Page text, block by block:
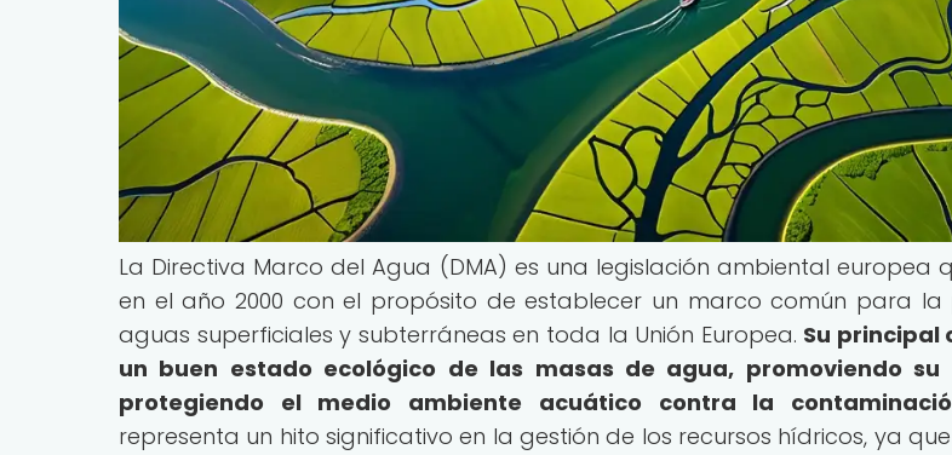
La Directiva Marco del Agua (DMA) es una legislación ambiental
en el año 2000 con el propósito de establecer un marco común para
aguas superficiales y subterráneas en toda la Unión Europea. Su principal
un buen estado ecológico de las masas de agua, promoviendo su
protegiendo el medio ambiente acuático contra la
representa un hito significativo en la gestión de los recursos hídricos, ya